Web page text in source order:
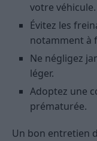
votre véhicule.
Évitez les
notamment à
Ne négligez
léger.
Adoptez une
prématurée.
Un bon entretien